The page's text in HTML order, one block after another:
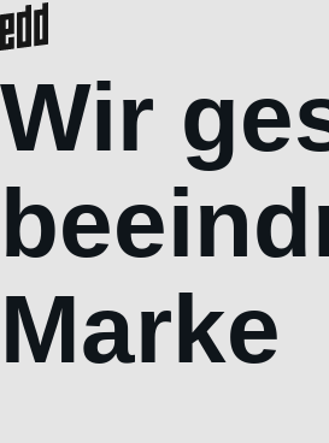
Wir
Marke